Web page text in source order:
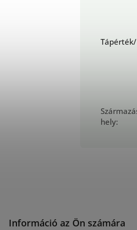
hely:
Információ az Ön számára